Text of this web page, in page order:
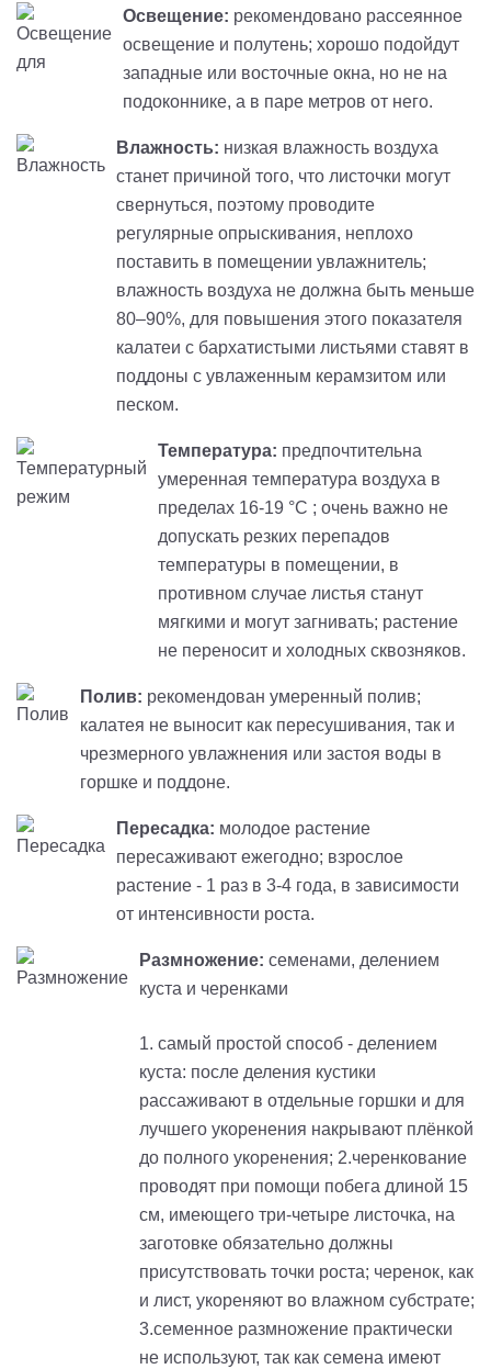
Освещение: рекомендовано рассеянное
освещение и полутень; хорошо подойдут
западные или восточные окна, но не на
подоконнике, а в паре метров от него.
Влажность: низкая влажность воздуха
станет причиной того, что листочки могут
свернуться, поэтому проводите
регулярные опрыскивания, неплохо
поставить в помещении увлажнитель;
влажность воздуха не должна быть меньше
80–90%, для повышения этого показателя
калатеи с бархатистыми листьями ставят в
поддоны с увлаженным керамзитом или
песком.
Температура: предпочтительна
умеренная температура воздуха в
пределах 16-19 °C ; очень важно не
допускать резких перепадов
температуры в помещении, в
противном случае листья станут
мягкими и могут загнивать; растение
не переносит и холодных сквозняков.
Полив: рекомендован умеренный полив;
калатея не выносит как пересушивания, так и
чрезмерного увлажнения или застоя воды в
горшке и поддоне.
Пересадка: молодое растение
пересаживают ежегодно; взрослое
растение - 1 раз в 3-4 года, в зависимости
от интенсивности роста.
Размножение: семенами, делением
куста и черенками
1. самый простой способ - делением
куста: после деления кустики
рассаживают в отдельные горшки и для
лучшего укоренения накрывают плёнкой
до полного укоренения; 2.черенкование
проводят при помощи побега длиной 15
см, имеющего три-четыре листочка, на
заготовке обязательно должны
присутствовать точки роста; черенок, как
и лист, укореняют во влажном субстрате;
3.семенное размножение практически
не используют, так как семена имеют